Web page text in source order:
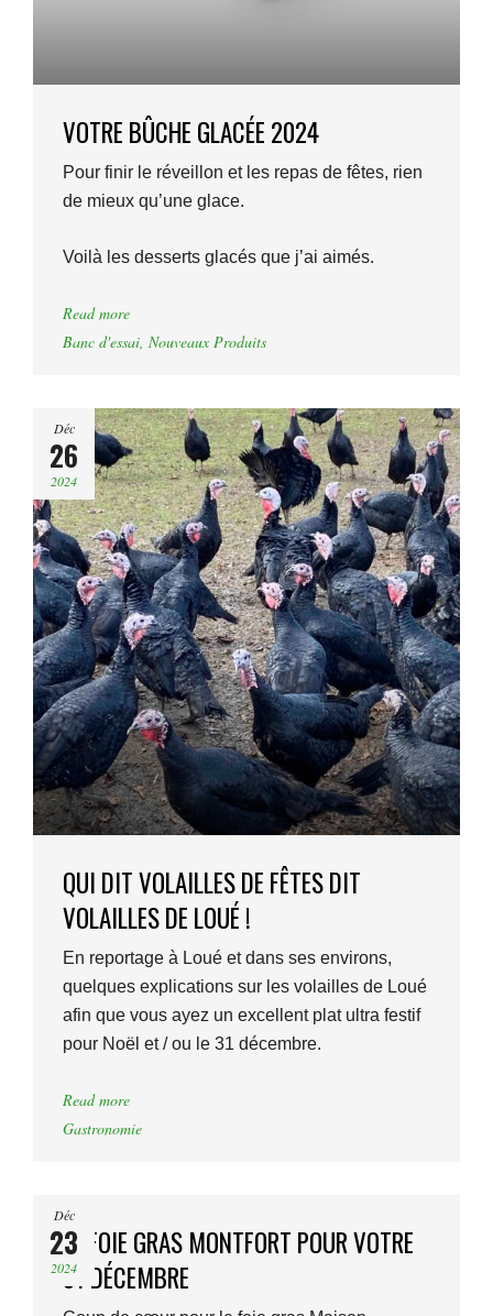
VOTRE BÛCHE GLACÉE 2024
Pour finir le réveillon et les repas de fêtes, rien
de mieux qu’une glace.
Voilà les desserts glacés que j’ai aimés.
Read more
Banc d'essai, Nouveaux Produits
Déc
26
2024
QUI DIT VOLAILLES DE FÊTES DIT
VOLAILLES DE LOUÉ !
En reportage à Loué et dans ses environs,
quelques explications sur les volailles de Loué
afin que vous ayez un excellent plat ultra festif
pour Noël et / ou le 31 décembre.
Read more
Gastronomie
Déc
23
2024
LE FOIE GRAS MONTFORT POUR VOTRE
31 DÉCEMBRE